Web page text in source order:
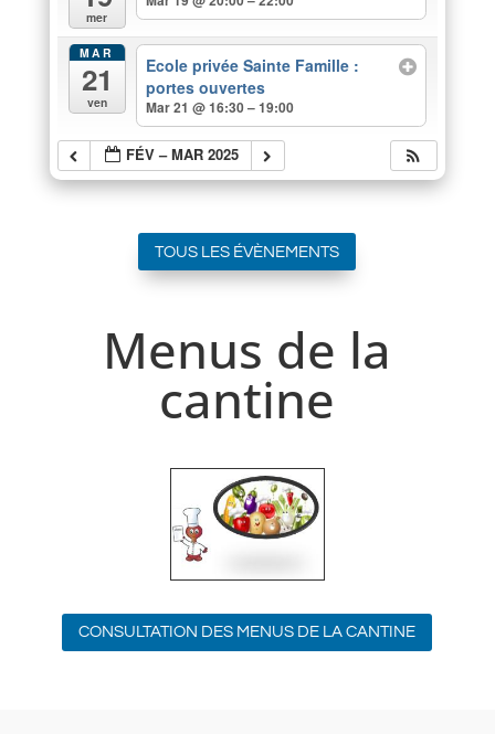
mer
MAR
21
ven
Ecole privée Sainte Famille :
portes ouvertes
Mar 21 @ 16:30 – 19:00
FÉV – MAR 2025
TOUS LES ÉVÈNEMENTS
Menus de la
cantine
CONSULTATION DES MENUS DE LA CANTINE